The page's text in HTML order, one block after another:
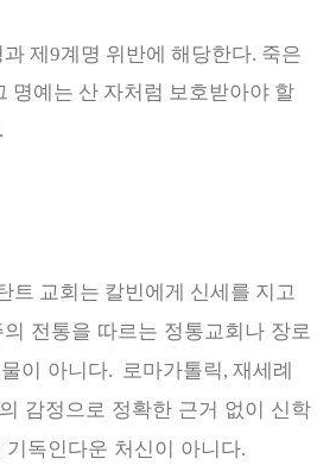
제 9계명 위반에 해당한다. 죽은
명예는 산 자처럼 보호받아야 할
.
트 교회는 칼빈에게 신세를 지고
전통을 따르는 정통교회나 장로
이 아니다. 로마가톨릭, 재세례
감정으로 정확한 근거 없이 신학
독인다운 처신이 아니다.